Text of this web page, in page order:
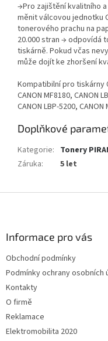
→Pro zajištění kvalitního
měnit válcovou jednotku
tonerového prachu na
20.000 stran → odpovídá
tiskárně. Pokud včas
může dojít ke zhoršení
Kompatibilní pro tiskárny
CANON MF8180, CANON
CANON LBP-5200,
Doplňkové
Kategorie: Tonery
Záruka: 5 let
Informace pro vás
Obchodní podmínky
Podmínky ochrany osobních
Kontakty
O firmě
Reklamace
Elektromobilita 2020